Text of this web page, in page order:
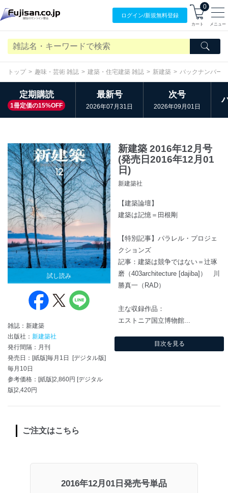
ログイン/新規無料登録
0
カート メニュー
トップ 趣味・芸術 雑誌 建築・住宅建築 雑誌 新建築 バックナンバー
定期購読
1冊定価の15%OFF
最新号
2026年07月31日
次号
2026年09月01日
試し読み
雑誌：新建築
出版社： 新建築社
発行間隔：月刊
発売日：[紙版]毎月1日 [デジタル版]
毎月10日
参考価格：[紙版]2,860円 [デジタル
版]2,420円
新建築 2016年12月号
(発売日2016年12月01
日)
新建築社
【建築論壇】
建築は記憶＝田根剛
【特別記事】パラレル・プロジェ
クションズ
記事：建築は競争ではない＝辻琢
磨（403architecture [dajiba]） 川
勝真一（RAD）
主な収録作品：
エストニア国立博物館...
目次を見る
ご注文はこちら
2016年12月01日発売号単品